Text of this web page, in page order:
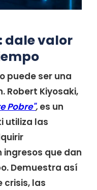
dale valor
puede ser una
Robert Kiyosaki,
Pobre",es un
utiliza las
que dan
Demuestra así
crisis, las